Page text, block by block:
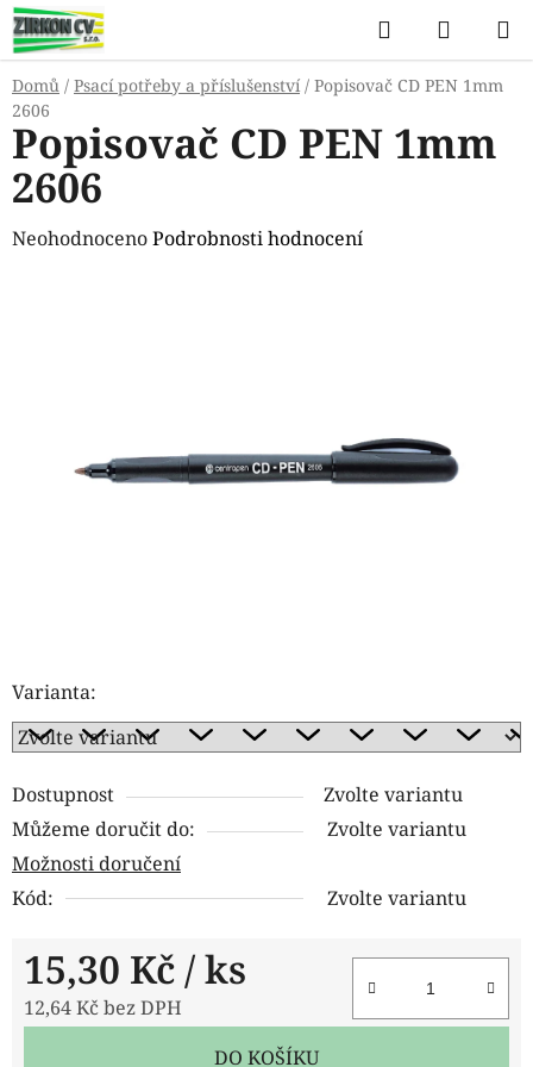
Přejít
na
obsah
Hledat
KOŠÍK
Domů / Psací potřeby a příslušenství / Popisovač CD PEN 1mm
2606
Varianta:
Dostupnost
Zvolte variantu
Můžeme doručit do:
Zvolte variantu
Možnosti doručení
Kód:
Zvolte variantu
15,30 Kč / ks
12,64 Kč bez DPH
DO KOŠÍKU
Popisovač CD PEN 1mm
2606
Průměrné
hvězdiček.
NeohodnocenoPodrobnosti hodnocení